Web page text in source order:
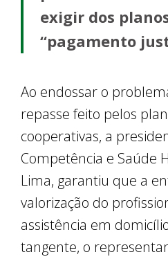
exigir dos
“pagamento
Ao endossar o
repasse feito pelos
cooperativas, a
Competência e Saúde
Lima, garantiu que a
valorização do
assistência em
tangente, o